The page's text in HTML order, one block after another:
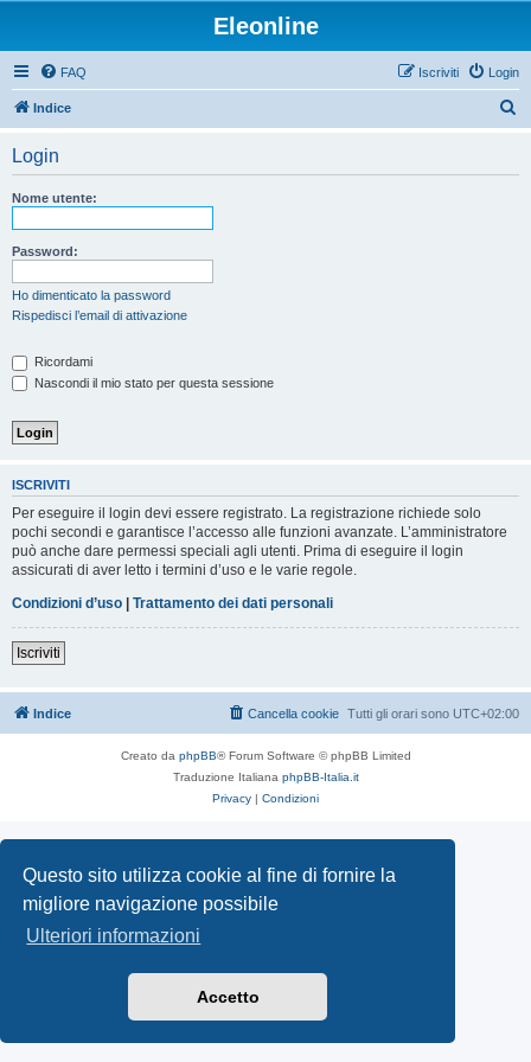
Questo sito utilizza cookie al fine di fornire la
migliore navigazione possibile
Ulteriori informazioni
Accetto
Eleonline
FAQ Login
Iscriviti
Indice
Login
Nome utente:
Password:
Ho dimenticato la password
Rispedisci l’email di attivazione
Ricordami
Nascondi il mio stato per questa sessione
ISCRIVITI
Per eseguire il login devi essere registrato. La registrazione richiede solo
pochi secondi e garantisce l’accesso alle funzioni avanzate. L’amministratore
può anche dare permessi speciali agli utenti. Prima di eseguire il login
assicurati di aver letto i termini d’uso e le varie regole.
Condizioni d’uso | Trattamento dei dati personali
Iscriviti
Indice Tutti gli orari sono UTC+02:00
Cancella cookie
Creato da phpBB® Forum Software © phpBB Limited
Traduzione Italiana phpBB-Italia.it
Privacy | Condizioni